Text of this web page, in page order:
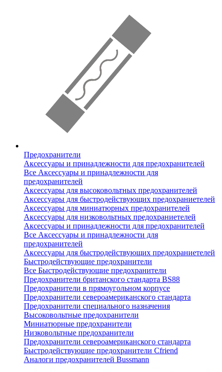
Предохранители
Аксессуары и принадлежности для предохранителей
Все Аксессуары и принадлежности для
предохранителей
Аксессуары для высоковольтных предохранителей
Аксессуары для быстродействующих предохраниетелей
Аксессуары для миниатюрных предохранителей
Аксессуары для низковольтных предохраниетелей
Аксессуары и принадлежности для предохранителей
Все Аксессуары и принадлежности для
предохранителей
Аксессуары для быстродействующих предохраниетелей
Быстродействующие предохранители
Все Быстродействующие предохранители
Предохранители британского стандарта BS88
Предохранители в прямоугольном корпусе
Предохранители североамериканского стандарта
Предохранители специального назначения
Высоковольтные предохранители
Миниатюрные предохранители
Низковольтные предохранители
Предохранители североамериканского стандарта
Быстродействующие предохранители Cfriend
Аналоги предохранителей Bussmann